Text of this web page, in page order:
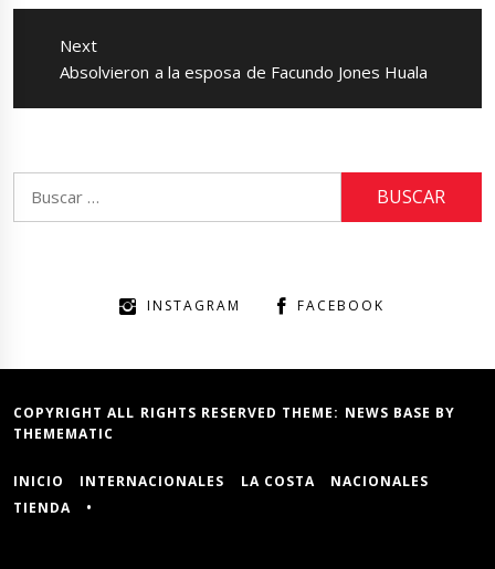
Next
Next
Absolvieron a la esposa de Facundo Jones Huala
INSTAGRAM FACEBOOK
COPYRIGHT ALL RIGHTS RESERVED THEME: NEWS BASE BY
THEMEMATIC
INICIO INTERNACIONALES LA COSTA
NACIONALES
TIENDA
•